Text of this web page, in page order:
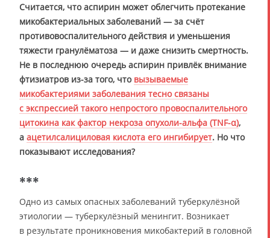
Считается, что аспирин может облегчить протекание
микобактериальных заболеваний — за счёт
противовоспалительного действия и уменьшения
тяжести гранулёматоза — и даже снизить смертность.
Не в последнюю очередь аспирин привлёк внимание
фтизиатров из-за того, что вызываемые
микобактериями заболевания тесно связаны
с экспрессией такого непростого провоспалительного
цитокина как фактор некроза опухоли-альфа (TNF-α),
а ацетилсалициловая кислота его ингибирует. Но что
показывают исследования?
***
Одно из самых опасных заболеваний туберкулёзной
этиологии — туберкулёзный менингит. Возникает
в результате проникновения микобактерий в головной